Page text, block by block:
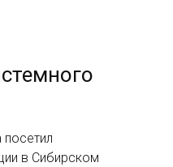
посетил
в Сибирском